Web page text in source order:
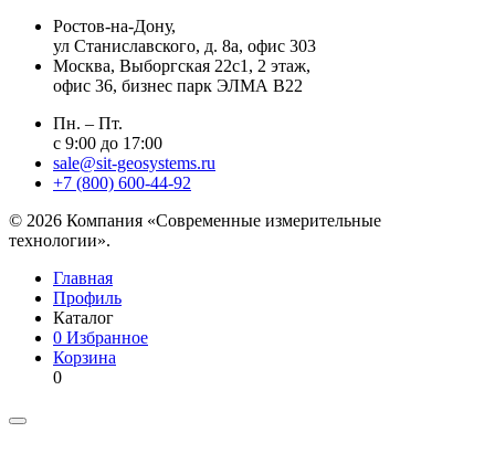
Ростов-на-Дону,
ул Станиславского, д. 8а, офис 303
Москва, Выборгская 22с1, 2 этаж,
офис 36, бизнес парк ЭЛМА В22
Пн. – Пт.
с 9:00 до 17:00
sale@sit-geosystems.ru
+7 (800) 600-44-92
© 2026 Компания «Современные измерительные
технологии».
Главная
Профиль
Каталог
0 Избранное
Корзина
0